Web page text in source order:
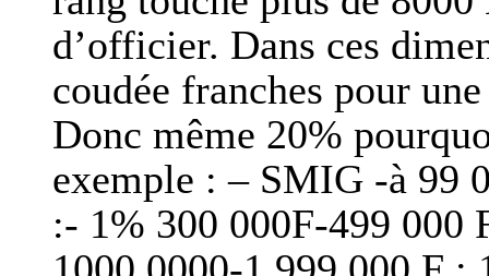
d’officier. Dans ces
coudée franches pour
Donc même 20%
exemple : – SMIG -à 99
:- 1% 300 000F-499 000